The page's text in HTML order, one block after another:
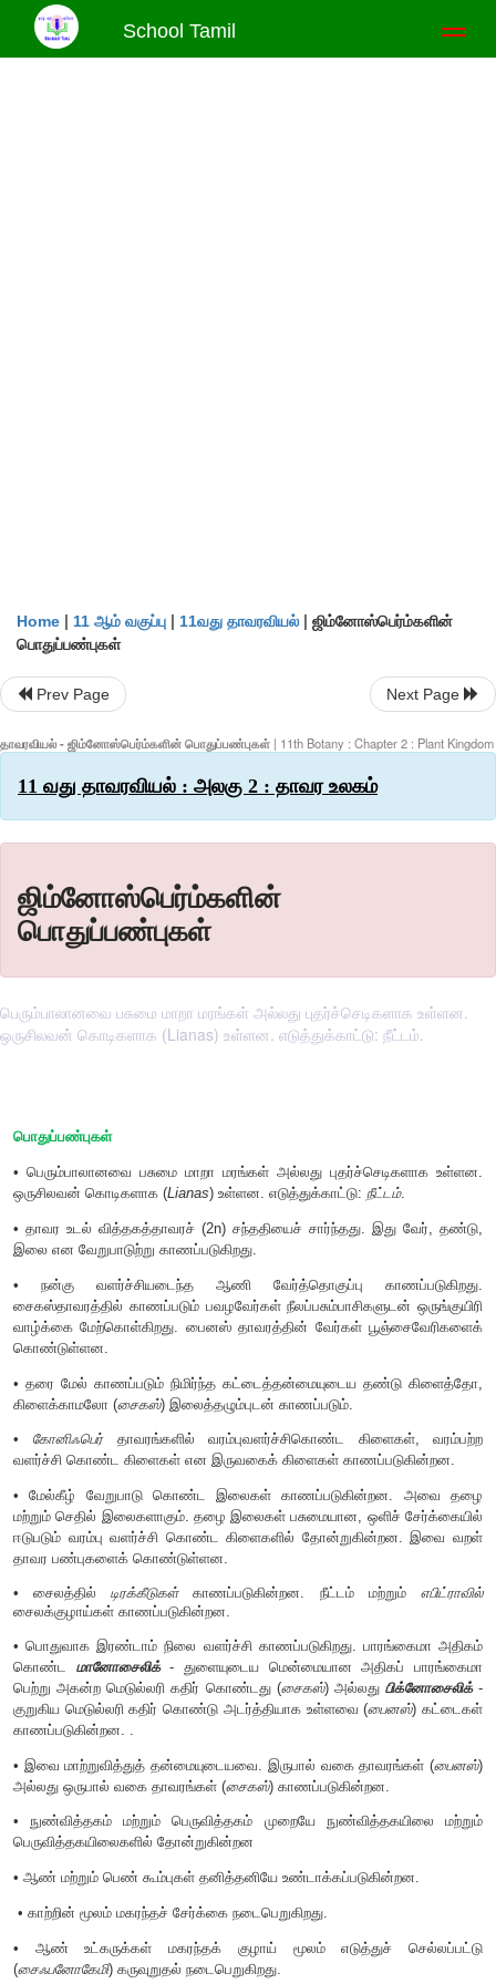
School Tamil
Home | 11 ஆம் வகுப்பு | 11வது தாவரவியல் | ஜிம்னோஸ்பெர்ம்களின்
பொதுப்பண்புகள்
Prev Page Next Page
தாவரவியல் - ஜிம்னோஸ்பெர்ம்களின் பொதுப்பண்புகள் | 11th Botany : Chapter 2 : Plant Kingdom
11 வது தாவரவியல் : அலகு 2 : தாவர உலகம்
ஜிம்னோஸ்பெர்ம்களின்
பொதுப்பண்புகள்
பெரும்பாலானவை பசுமை மாறா மரங்கள் அல்லது புதர்ச்செடிகளாக உள்ளன.
ஒருசிலவன் கொடிகளாக (Lianas) உள்ளன. எடுத்துக்காட்டு: நீட்டம்.
• பெரும்பாலானவை பசுமை மாறா மரங்கள் அல்லது
ஒருசிலவன் கொடிகளாக (
Lianas) உள்ளன. எடுத்துக்காட்டு:
• தாவர உடல் வித்தகத்தாவரச் (2n) சந்ததியைச் சார்ந்தது.
இலை என வேறுபாடுற்று காணப்படுகிறது.
• நன்கு வளர்ச்சியடைந்த ஆணி வேர்த்தொகுப்பு
வாழ்க்கை மேற்கொள்கிறது. பைனஸ் தாவரத்தின் வேர்கள்
கொண்டுள்ளன.
• தரை மேல் காணப்படும் நிமிர்ந்த கட்டைத்தன்மையுடைய
கிளைக்காமலோ (
சைகஸ் ) இலைத்தழும்புடன் காணப்படும்.
• கோனிஃபெர்
தாவரங்களில் வரம்புவளர்ச்சிகொண்ட
வளர்ச்சி கொண்ட கிளைகள் என இருவகைக் கிளைகள்
• மேல்கீழ் வேறுபாடு கொண்ட இலைகள்
ஈடுபடும் வரம்பு வளர்ச்சி கொண்ட கிளைகளில்
தாவர பண்புகளைக் கொண்டுள்ளன.